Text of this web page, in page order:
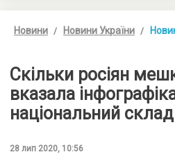
Новини Новини України
Скільки росіян
вказала
національний
28 лип 2020, 10:56